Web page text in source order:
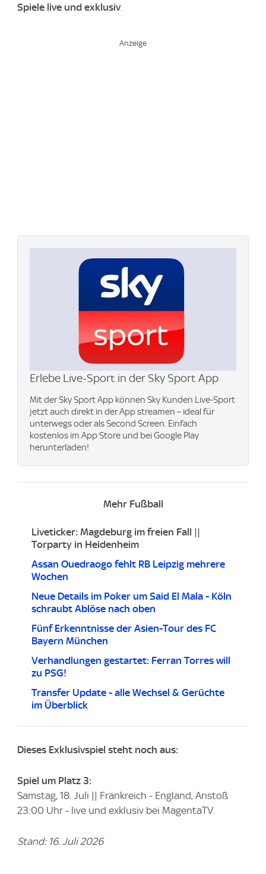
Spiele live und exklusiv.
Erlebe Live-Sport in der Sky Sport App
Mit der Sky Sport App können Sky Kunden Live-Sport
jetzt auch direkt in der App streamen – ideal für
unterwegs oder als Second Screen. Einfach
kostenlos im App Store und bei Google Play
herunterladen!
Mehr Fußball
Liveticker: Magdeburg im freien Fall ||
Torparty in Heidenheim
Assan Ouedraogo fehlt RB Leipzig mehrere
Wochen
Neue Details im Poker um Said El Mala - Köln
schraubt Ablöse nach oben
Fünf Erkenntnisse der Asien-Tour des FC
Bayern München
Verhandlungen gestartet: Ferran Torres will
zu PSG!
Transfer Update - alle Wechsel & Gerüchte
im Überblick
Dieses Exklusivspiel steht noch aus:
Spiel um Platz 3:
Samstag, 18. Juli || Frankreich - England, Anstoß
23:00 Uhr - live und exklusiv bei MagentaTV.
Stand: 16. Juli 2026